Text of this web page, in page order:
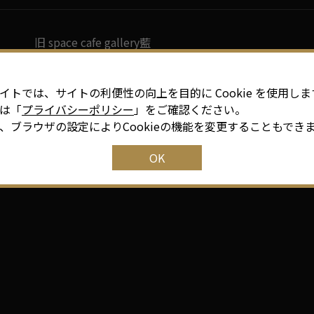
旧 space cafe gallery藍
愛知県東海市名和町北三宅山3-1
トでは、サイトの利便性の向上を目的に Cookie を使用しま
「プライバシーポリシー 」をご確認ください。
ブラウザの設定によりCookieの機能を変更することもできま
OK